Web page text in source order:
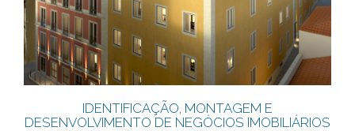
IDENTIFICAÇÃO, MONTAGEM E
DESENVOLVIMENTO DE NEGÓCIOS IMOBILIÁRIOS